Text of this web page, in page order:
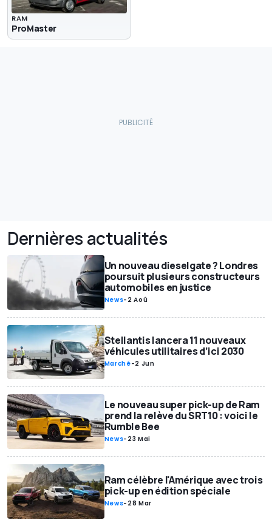
RAM
ProMaster
Dernières actualités
Un nouveau dieselgate ? Londres
poursuit plusieurs constructeurs
automobiles en justice
News- 2 Aoû
Stellantis lancera 11 nouveaux
véhicules utilitaires d’ici 2030
Marché-2 Jun
Le nouveau super pick-up de Ram
prend la relève du SRT10 : voici le
Rumble Bee
News- 23 Mai
Ram célèbre l'Amérique avec trois
pick-up en édition spéciale
News- 28 Mar